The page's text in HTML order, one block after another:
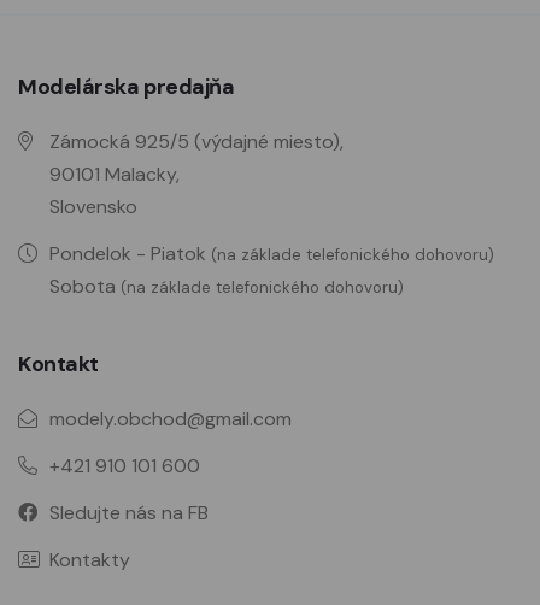
Modelárska predajňa
Zámocká 925/5 (výdajné miesto),
90101 Malacky,
Slovensko
Pondelok - Piatok (na základe telefonického dohovoru)
Sobota (na základe telefonického dohovoru)
Kontakt
modely.obchod@gmail.com
+421 910 101 600
Sledujte nás na FB
Kontakty